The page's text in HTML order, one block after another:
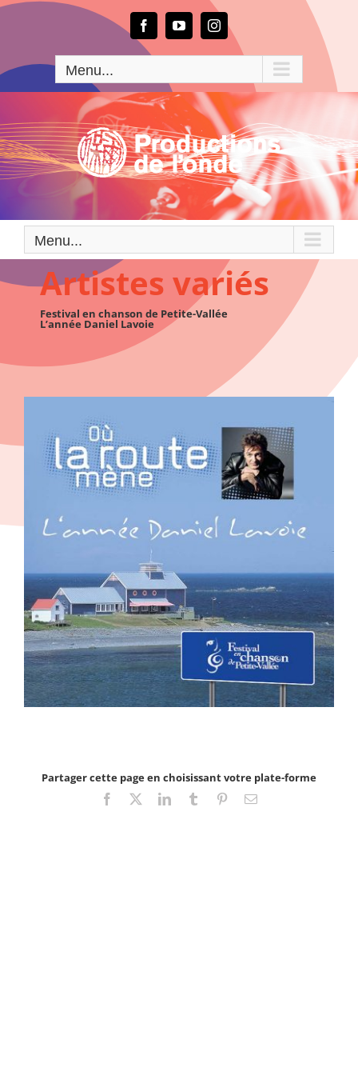
Passer
FacebookYouTubeInstagram
Menu...
Menu...
Artistes variés
Festival en chanson de Petite-Vallée
L’année Daniel Lavoie
Image
Partager cette page en choisissant votre plate-forme
Facebook LinkedInTumblr PinterestEmail